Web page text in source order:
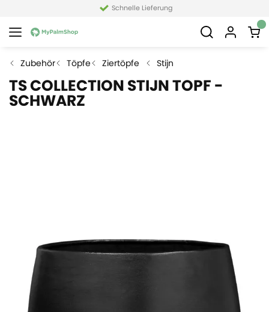
Schnelle Lieferung
Zubehör Töpfe Ziertöpfe Stijn
TS COLLECTION STIJN TOPF -
SCHWARZ